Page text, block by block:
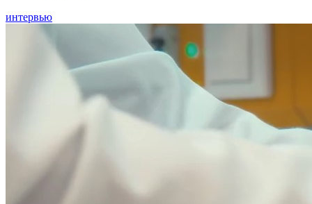
интервью